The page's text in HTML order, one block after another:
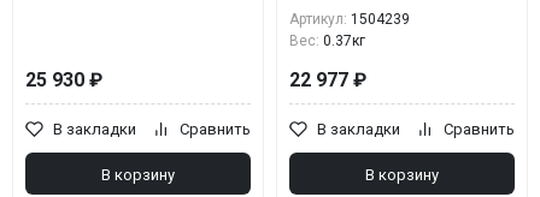
25 930 ₽
В закладки Сравнить
В корзину
Артикул: 1504239
Вес: 0.37кг
22 977 ₽
В закладки Сравнить
В корзину